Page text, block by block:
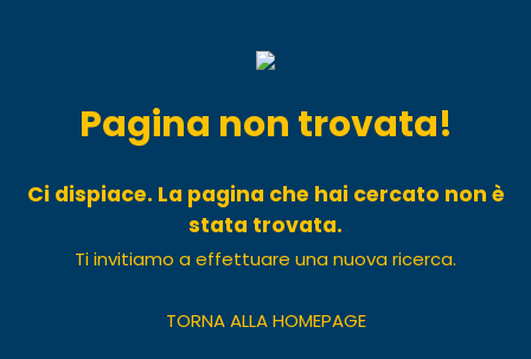
Pagina non trovata!
Ci dispiace. La pagina che hai cercato non è
stata trovata.
Ti invitiamo a effettuare una nuova ricerca.
TORNA ALLA HOMEPAGE